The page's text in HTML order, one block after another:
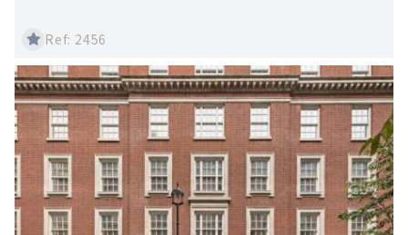
Ref: 2456